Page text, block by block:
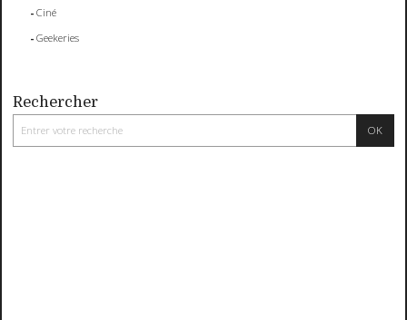
Ciné
Geekeries
Rechercher